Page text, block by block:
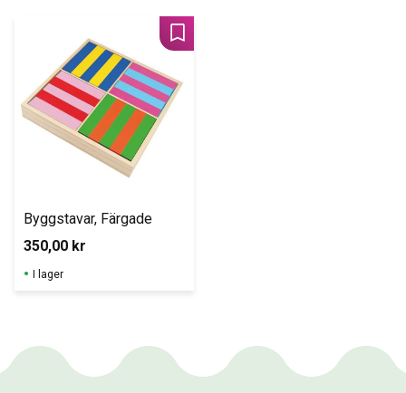
Byggstavar, Färgade
350,00 kr
Lägg till i favoriter
I lager